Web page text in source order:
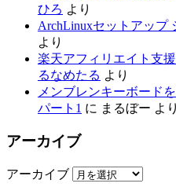
ひろ より
ArchLinuxセットアップ
より
楽天アフィリエイト支
るなめたる より
メンブレンキーボード
パート1 に まるぼー より
アーカイブ
アーカイブ